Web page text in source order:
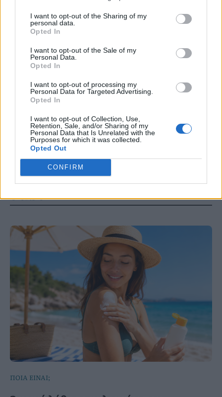
I want to opt-out of the Sharing of my
personal data.
Opted In
I want to opt-out of the Sale of my
Personal Data.
Opted In
I want to opt-out of processing my
Personal Data for Targeted Advertising.
Opted In
I want to opt-out of Collection, Use,
Retention, Sale, and/or Sharing of my
Personal Data that Is Unrelated with the
Purposes for which it was collected.
Opted Out
CONFIRM
Καύσωνας: Οδηγίες για την πρόληψη
και την άμεση αντιμετώπιση της
ΕΟΠΑΕ ΚΑΎΣΩΝΑΣ
Just in
ΠΟΙΑ ΕΙΝΑΙ;